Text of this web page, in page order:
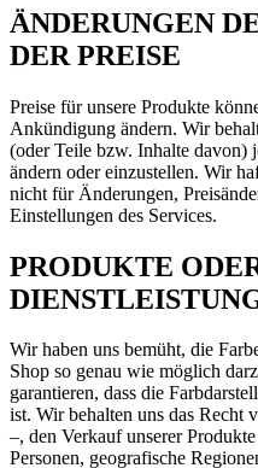
ÄNDERUNGEN
DER PREISE
Preise für unsere Produkte
Ankündigung ändern. Wir
(oder Teile bzw. Inhalte davon)
ändern oder einzustellen. Wir
nicht für Änderungen,
Einstellungen des Services.
PRODUKTE
Wir haben uns bemüht, die
Shop so genau wie möglich
garantieren, dass die
ist. Wir behalten uns das Recht
–, den Verkauf unserer
Personen, geografische